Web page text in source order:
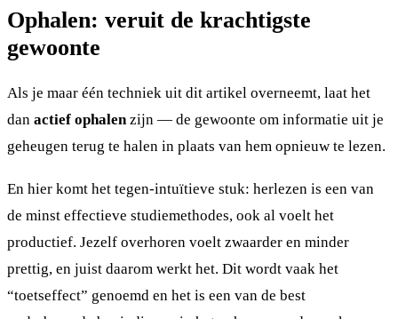
Ophalen: veruit de krachtigste
gewoonte
Als je maar één techniek uit dit artikel overneemt, laat het
dan actief ophalenzijn — de gewoonte om informatie uit je
geheugen terug te halen in plaats van hem opnieuw te lezen.
En hier komt het tegen-intuïtieve stuk: herlezen is een van
de minst effectieve studiemethodes, ook al voelt het
productief. Jezelf overhoren voelt zwaarder en minder
prettig, en juist daarom werkt het. Dit wordt vaak het
“toetseffect” genoemd en het is een van de best